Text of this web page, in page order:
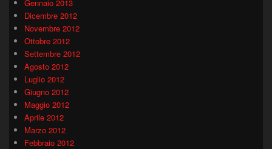
Gennaio 2013
Dicembre 2012
Novembre 2012
Ottobre 2012
Settembre 2012
Agosto 2012
Luglio 2012
Giugno 2012
Maggio 2012
Aprile 2012
Marzo 2012
Febbraio 2012